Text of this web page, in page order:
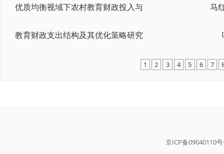
优质均衡视域下农村教育财政投入与
教育财政支出结构及其优化策略研究
1 2 3 4 5 6 7
京ICP备09040110